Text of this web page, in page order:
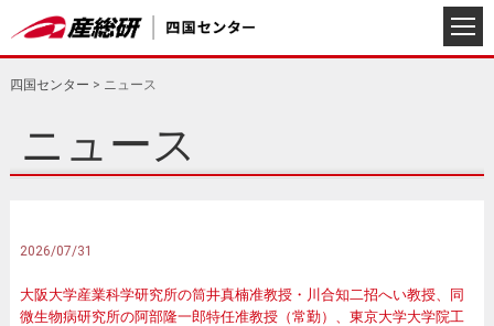
四国センター > ニュース
ニュース
2026/07/31
大阪大学産業科学研究所の筒井真楠准教授・川合知二招へい教授、同
微生物病研究所の阿部隆一郎特任准教授（常勤）、東京大学大学院工